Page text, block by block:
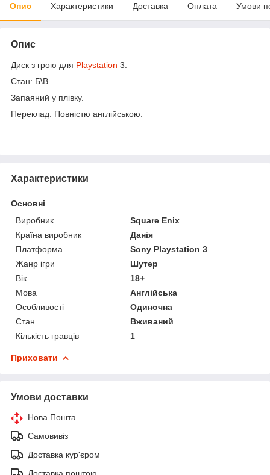
Опис Характеристики Доставка Оплата Умови
Опис
Диск з грою для Playstation 3.
Стан: Б\В.
Запаяний у плівку.
Переклад: Повністю англійською.
Характеристики
Основні
Виробник
Square Enix
Країна виробник
Данія
Платформа
Sony Playstation 3
Жанр ігри
Шутер
Вік
18+
Мова
Англійська
Особливості
Одиночна
Стан
Вживаний
Кількість гравців
1
Приховати
Умови доставки
Нова Пошта
Самовивіз
Доставка кур'єром
Доставка поштою